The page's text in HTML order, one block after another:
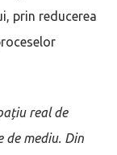
prin reducerea
real de
de mediu. Din